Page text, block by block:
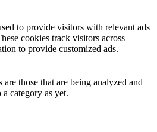
to provide visitors with relevant ads
cookies track visitors across
to provide customized ads.
those that are being analyzed and
category as yet.